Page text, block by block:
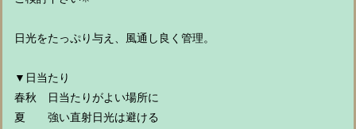
日光をたっぷり与え、風通し良く管理。
▼日当たり
春秋 日当たりがよい場所に
夏 強い直射日光は避ける